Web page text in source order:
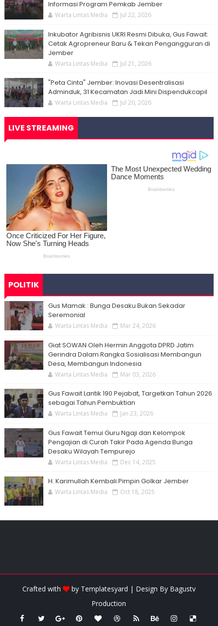
Informasi Program Pemkab Jember
Warta Lintas Media Jul 22, 2026
Inkubator Agribisnis UKRI Resmi Dibuka, Gus Fawait:
Cetak Agropreneur Baru & Tekan Pengangguran di
Jember
Warta Lintas Media Jul 21, 2026
"Peta Cinta" Jember: Inovasi Desentralisasi
Adminduk, 31 Kecamatan Jadi Mini Dispendukcapil
Warta Lintas Media Jul 20, 2026
LIVE STREAMING
POLITIK
Gus Mamak : Bunga Desaku Bukan Sekadar
Seremonial
Warta Lintas Media Mar 24, 2026
Giat SOWAN Oleh Hermin Anggota DPRD Jatim
Gerindra Dalam Rangka Sosialisasi Membangun
Desa, Membangun Indonesia
Warta Lintas Media Mar 03, 2026
Gus Fawait Lantik 190 Pejabat, Targetkan Tahun 2026
sebagai Tahun Pembuktian
Warta Lintas Media Jan 23, 2026
Gus Fawait Temui Guru Ngaji dan Kelompok
Pengajian di Curah Takir Pada Agenda Bunga
Desaku Wilayah Tempurejo
Warta Lintas Media Dec 14, 2025
H. Karimullah Kembali Pimpin Golkar Jember
Warta Lintas Media Oct 18, 2025
Crafted with by Templatesyard | Design By Bagustv
Production